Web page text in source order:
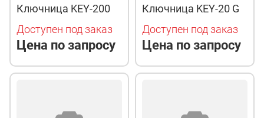
Ключница KEY-200
Доступен под заказ
Цена по запросу
Ключница KEY-20 G
Доступен под заказ
Цена по запросу